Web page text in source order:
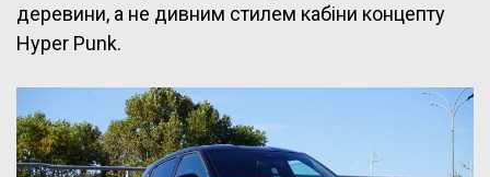
деревини, а не дивним стилем кабіни концепту
Hyper Punk.